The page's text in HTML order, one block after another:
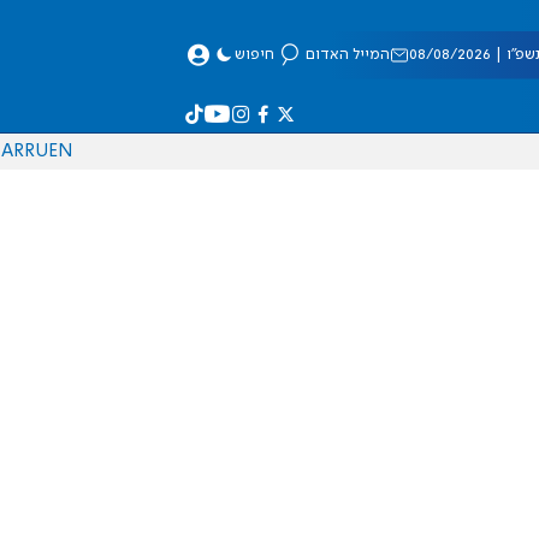
08/2026 המייל האדום חיפוש
EN
RU
AR